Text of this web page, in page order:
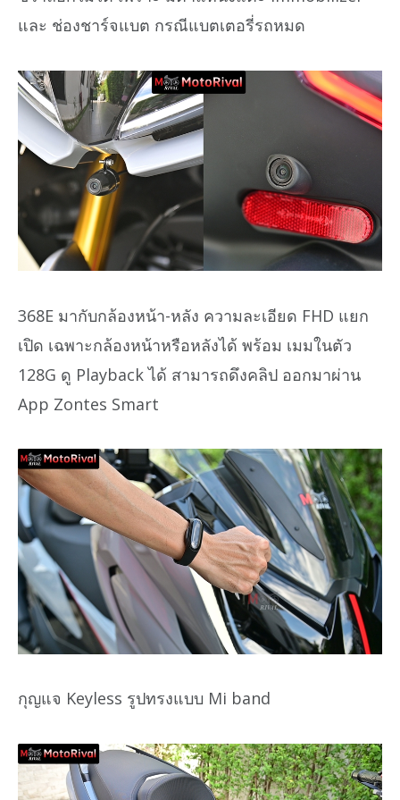
และ ช่องชาร์จแบต กรณีแบตเตอรี่รถหมด
368E มากับกล้องหน้า-หลัง ความละเอียด FHD แยก
เปิด เฉพาะกล้องหน้าหรือหลังได้ พร้อม เมมในตัว
128G ดู Playback ได้ สามารถดึงคลิป ออกมาผ่าน
App Zontes Smart
กุญแจ Keyless รูปทรงแบบ Mi band